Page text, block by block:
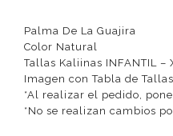
Palma De La Guajira
Color Natural
Tallas Kaliinas INFANTIL –
Imagen con Tabla de
*Al realizar el pedido,
*No se realizan cambios